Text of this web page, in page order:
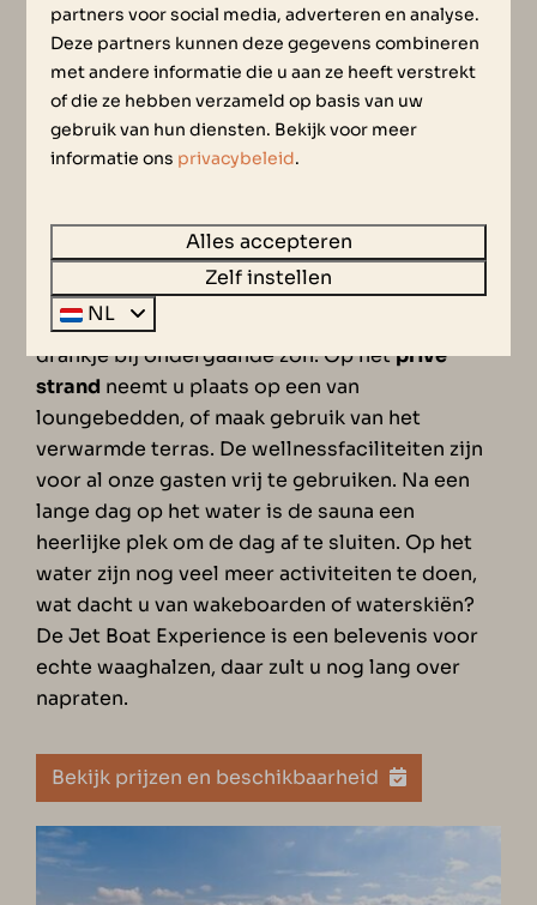
maakt het mogelijk.
FACILITEITEN BIJ
WATERRIJK OESTERDAM
Bij ons vakantiepark met jachthaven heeft u
ook de beschikking over een groot aantal
andere faciliteiten. Zo isMarina
Beachclubdé plek voor lunch, diner of een
drankje bij ondergaande zon. Op hetprivé
strand neemt u plaats op een van
loungebedden, of maak gebruik van het
verwarmde terras. De wellnessfaciliteiten zijn
voor al onze gasten vrij te gebruiken. Na een
lange dag op het water is de sauna een
heerlijke plek om de dag af te sluiten. Op het
water zijn nog veel meer activiteiten te doen,
wat dacht u van wakeboarden of waterskiën?
De Jet Boat Experience is een belevenis voor
echte waaghalzen, daar zult u nog lang over
napraten.
Bekijk prijzen en beschikbaarheid
partners voor social media, adverteren en analyse.
Deze partners kunnen deze gegevens combineren
met andere informatie die u aan ze heeft verstrekt
of die ze hebben verzameld op basis van uw
gebruik van hun diensten. Bekijk voor meer
informatie ons privacybeleid.
Alles accepteren
Zelf instellen
NL